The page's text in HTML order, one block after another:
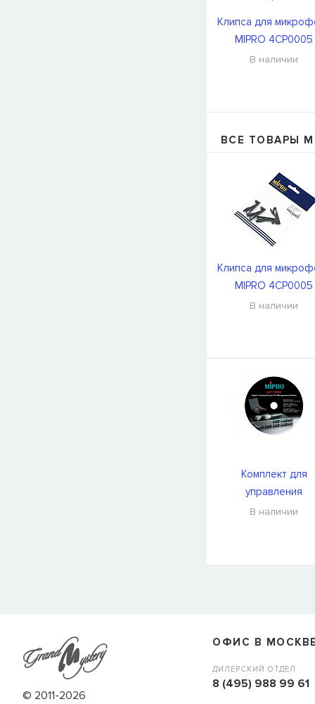
Клипса для
MIPRO 4CP0005
В наличии
ВСЕ ТОВАРЫ
Клипса для
MIPRO 4CP0005
В наличии
Комплект для
управления
радиосистемами с
В наличии
наличии, но вы можете оставить заявку и мы сообщим
когда товар можно будет купить.
Имя
© 2011-2026
ОФИС В
ДИЛЕРСКИЙ ОТДЕЛ
8 (495) 988 99 61